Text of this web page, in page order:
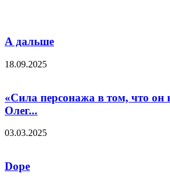
А дальше
18.09.2025
«Сила персонажа в том, что он
Олег...
03.03.2025
Dope